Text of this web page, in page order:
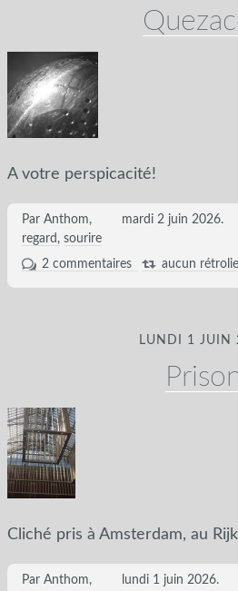
A votre perspicacité!
Par Anthom, mardi 2 juin 2026.
regard
sourire
2 commentaires
aucun
LUNDI 1 JUIN
Cliché pris à Amsterdam, au
Par Anthom, lundi 1 juin 2026.